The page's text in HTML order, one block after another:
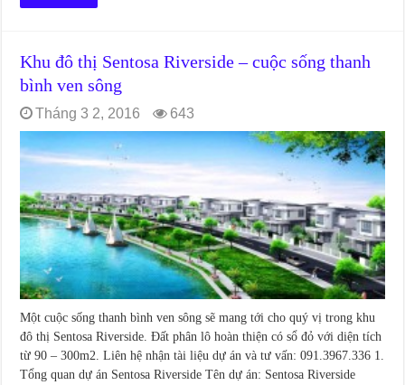
Khu đô thị Sentosa Riverside – cuộc sống thanh
bình ven sông
Tháng 3 2, 2016 643
Một cuộc sống thanh bình ven sông sẽ mang tới cho quý vị trong khu
đô thị Sentosa Riverside. Đất phân lô hoàn thiện có sổ đỏ với diện tích
từ 90 – 300m2. Liên hệ nhận tài liệu dự án và tư vấn: 091.3967.336 1.
Tổng quan dự án Sentosa Riverside Tên dự án: Sentosa Riverside